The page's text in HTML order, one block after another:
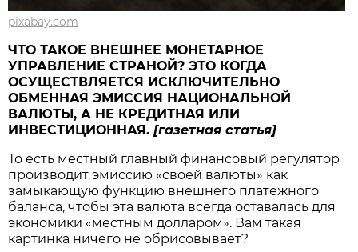
pixabay.com
ЧТО ТАКОЕ ВНЕШНЕЕ МОНЕТАРНОЕ
УПРАВЛЕНИЕ СТРАНОЙ? ЭТО КОГДА
ОСУЩЕСТВЛЯЕТСЯ ИСКЛЮЧИТЕЛЬНО
ОБМЕННАЯ ЭМИССИЯ НАЦИОНАЛЬНОЙ
ВАЛЮТЫ, А НЕ КРЕДИТНАЯ ИЛИ
ИНВЕСТИЦИОННАЯ.[газетная статья]
То есть местный главный финансовый регулятор
производит эмиссию «своей валюты» как
замыкающую функцию внешнего платёжного
баланса, чтобы эта валюта всегда оставалась для
экономики «местным долларом». Вам такая
картинка ничего не обрисовывает?